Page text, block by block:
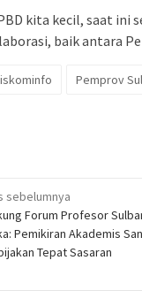
kita kecil, saat ini
baik antara
Pemprov
sebelumnya
Forum Profesor
Pemikiran Akademis
Tepat Sasaran